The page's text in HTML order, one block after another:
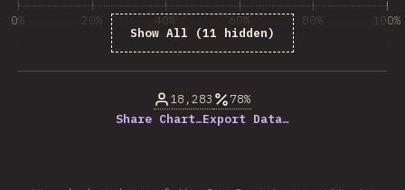
Show All (11 hidden)
0% 20% 40% 60% 80% 100%
18,283
78%
Share Chart…Export Data…